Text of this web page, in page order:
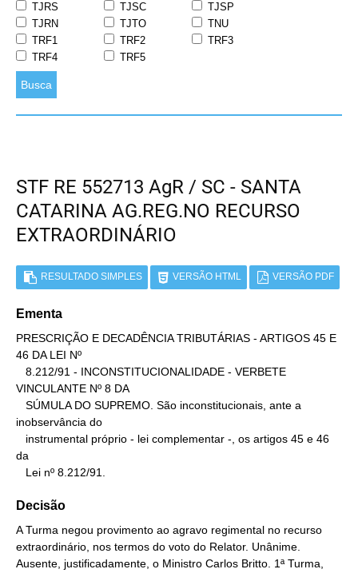
TJRS
TJSC
TJSP
TJRN
TJTO
TNU
TRF1
TRF2
TRF3
TRF4
TRF5
Busca
STF RE 552713 AgR / SC - SANTA
CATARINA AG.REG.NO RECURSO
EXTRAORDINÁRIO
RESULTADO SIMPLES VERSÃO HTML VERSÃO PDF
Ementa
PRESCRIÇÃO E DECADÊNCIA TRIBUTÁRIAS - ARTIGOS 45 E
46 DA LEI Nº
VINCULANTE Nº 8 DA
inobservância do
da
   Lei nº 8.212/91.
Decisão
A Turma negou provimento ao agravo regimental no recurso
extraordinário, nos termos do voto do Relator. Unânime.
Ausente, justificadamente, o Ministro Carlos Britto. 1ª Turma,